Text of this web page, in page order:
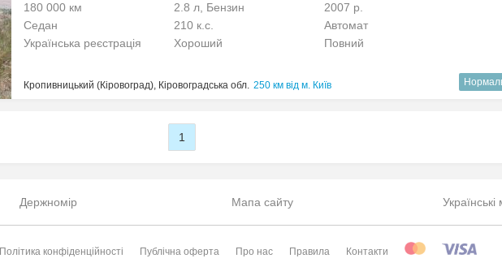
180 000 км 2.8 л, Бензин
2007 р.
Седан
210 к.с.
Автомат
Українська реєстрація
Хороший Повний
Кропивницький (Кіровоград), Кіровоградська обл. 250 км від м. Київ
1
Держномір Мапа сайту Українські
Політика конфіденційності Публічна оферта Про нас Правила Контакти